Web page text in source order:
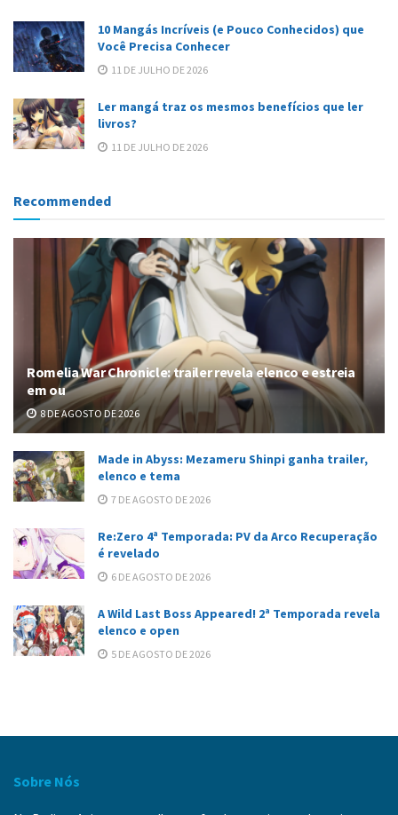
10 Mangás Incríveis (e Pouco Conhecidos) que
Você Precisa Conhecer
11 DE JULHO DE 2026
Ler mangá traz os mesmos benefícios que ler
livros?
11 DE JULHO DE 2026
Recommended
Romelia War Chronicle: trailer revela elenco e estreia
em ou
8 DE AGOSTO DE 2026
Made in Abyss: Mezameru Shinpi ganha trailer,
elenco e tema
7 DE AGOSTO DE 2026
Re:Zero 4ª Temporada: PV da Arco Recuperação
é revelado
6 DE AGOSTO DE 2026
A Wild Last Boss Appeared! 2ª Temporada revela
elenco e open
5 DE AGOSTO DE 2026
Sobre Nós